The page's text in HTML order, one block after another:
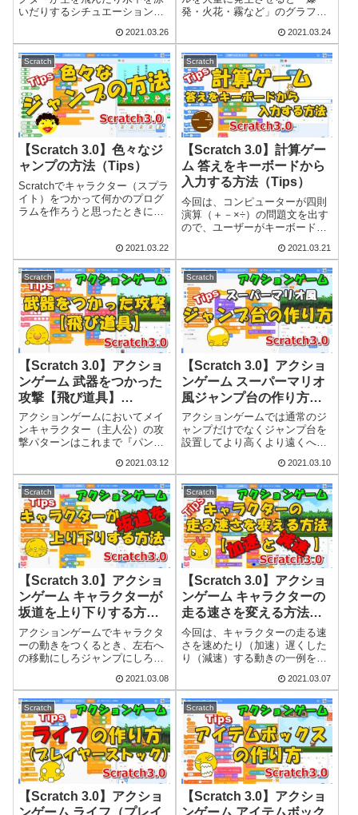
いだりするシチュエーションも
ようなシーンで使えるふわふわ
りするときの動きをつくってい
きます。この記事を読んでいた
だくと、空中浮遊...
2021.03.26
発・火花・霧など」のグラフィ
す。パーティクルとは粒子とい
かったグラフィック効果のこと
をパーティクル効果と呼んだり
もします。この記事で...
2021.03.24
Scratch
【Scratch 3.0】色々なジ
ャンプの方法（Tips）
Scratchでキャラクター（スプラ
イト）をつかって何かのプログ
ラムを作ろうと思ったときに真
で今回は、5つのジャンプのプロ
グラムを比較しやすいように横
並びにして動かしてみました。
それぞれ...
2021.03.22
Scratch
【Scratch 3.0】計算ゲー
ム 答えをキーボードから
入力する方法（Tips）
今回は、コンピューターが四則
演算（＋－×÷）の問題文を出す
ので、ユーザーがキーボードか
ーが正誤判定するプログラムを
作っていきます。この記事では
キーボードから入力した値（数
字・文字）をプログラムの中で
あつかう方法が...
2021.03.21
Scratch
【Scratch 3.0】アクショ
ンゲーム 武器をつかった
攻撃【飛び道具】
（Tips）
アクションゲームにおいてメイ
ンキャラクター（主人公）の攻
撃パターンはこれまで『パン
は面白くないのでいくつか攻撃
パターンを増やしてみたいと思
います。そこで今回は、飛び道
具を中心とした武器を敵に向か
って投げつける感...
2021.03.12
Scratch
【Scratch 3.0】アクショ
ンゲーム スーパーマリオ
風ジャンプ台の作り方
（Tips）
アクションゲームでは通常のジ
ャンプだけでなくジャンプ台を
設置してより高くより遠くへジ
しているゲームもいくつかある
と思います。今回はこのジャン
プ台をテーマにしてプログラム
をつくってみたいと思います。
ネタ明かしをする...
2021.03.10
Scratch
【Scratch 3.0】アクショ
ンゲーム キャラクターが
坂道を上り下りする方法
（Tips）
アクションゲームでキャラクタ
ーの動きをつくるとき、左右へ
の移動にしろジャンプにしろ最
り気が取られてしまいます。た
だ、作り込みが少し進んでいく
と階段とか坂道での動きも取り
入れたくなってくるかもしれま
せん。階段につい...
2021.03.08
Scratch
【Scratch 3.0】アクショ
ンゲーム キャラクターの
走る速さを変える方法
【加速と減速】（Tips）
今回は、キャラクターの走る速
さを速めたり（加速）遅くした
り（減速）する動きの一例をプ
す。キャラクターそのものを動
かしてしまうとステージの横幅
をはみ出してしまうので現実的
ではありません。そのため、や
り方としては背景を...
2021.03.07
Scratch
【Scratch 3.0】アクショ
ンゲーム ライフ（プレイ
Scratch
【Scratch 3.0】アクショ
ンゲーム アイテムボック